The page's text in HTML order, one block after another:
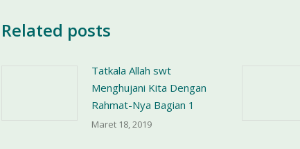
Related posts
Tatkala Allah swt
Menghujani Kita Dengan
Rahmat-Nya Bagian 1
Maret 18, 2019